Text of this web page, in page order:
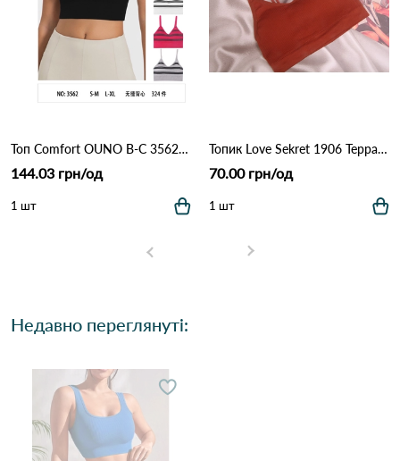
Топ Comfort OUNO B-C 3562 Різні кольори
144.03 грн/од
1 шт
Топик Love Sekret 1906 Терракота
70.00 грн/од
1 шт
Недавно переглянуті: